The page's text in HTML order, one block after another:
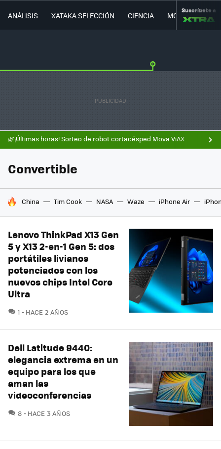
ANÁLISIS XATAKA SELECCIÓN CIENCIA MOVILIDAD
Suscríbete a
🌿¡Últimas horas! Sorteo de robot cortacésped Mova ViAX
Convertible
HOY SE HABLA DE
China Tim Cook NASA Waze iPhone Air
Lenovo ThinkPad X13 Gen
5 y X13 2-en-1 Gen 5: dos
portátiles livianos
potenciados con los
nuevos chips Intel Core
Ultra
1 COMENTARIOS
HACE 2 AÑOS
Dell Latitude 9440:
elegancia extrema en un
equipo para los que
aman las
videoconferencias
8 COMENTARIOS
HACE 3 AÑOS